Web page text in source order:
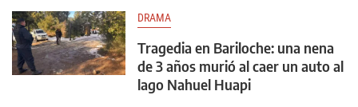
DRAMA
Tragedia en Bariloche: una nena
de 3 años murió al caer un auto al
lago Nahuel Huapi